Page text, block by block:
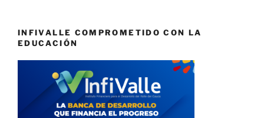
INFIVALLE COMPROMETIDO CON LA
EDUCACIÓN